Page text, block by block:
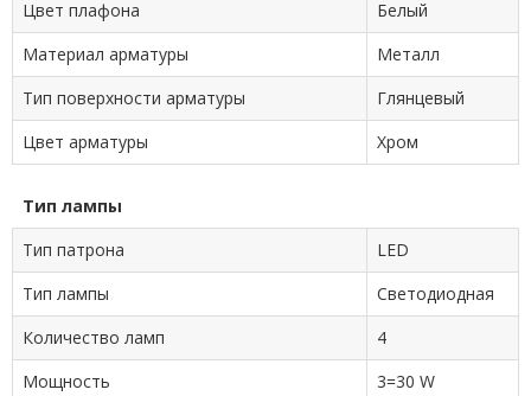
Цвет плафона
Белый
Материал арматуры
Металл
Тип поверхности арматуры
Глянцевый
Цвет арматуры
Хром
Тип лампы
Тип патрона
LED
Тип лампы
Светодиодная
Количество ламп
4
Мощность
3=30 W